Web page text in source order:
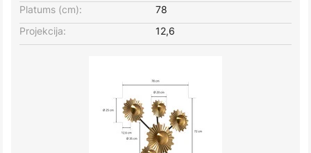
Platums (cm): 78
Projekcija: 12,6